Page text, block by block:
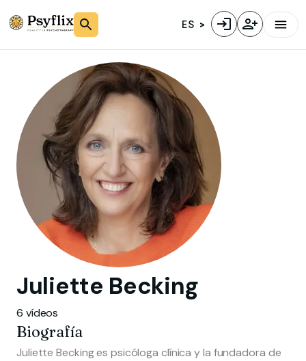
ES
Juliette Becking
6 vídeos
Biografía
Juliette Becking es psicóloga clínica y la fundadora de